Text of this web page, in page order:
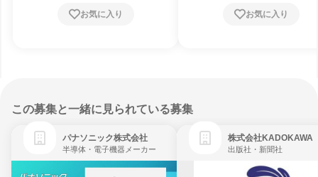
お気に入り お気に入り
この募集と一緒に見られている募集
パナソニック株式会社
半導体・電子機器メーカー
株式会社KADOKAWA
出版社・新聞社